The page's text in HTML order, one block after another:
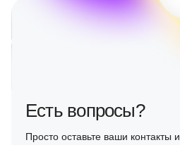
Есть вопросы?
Просто оставьте ваши контакты и